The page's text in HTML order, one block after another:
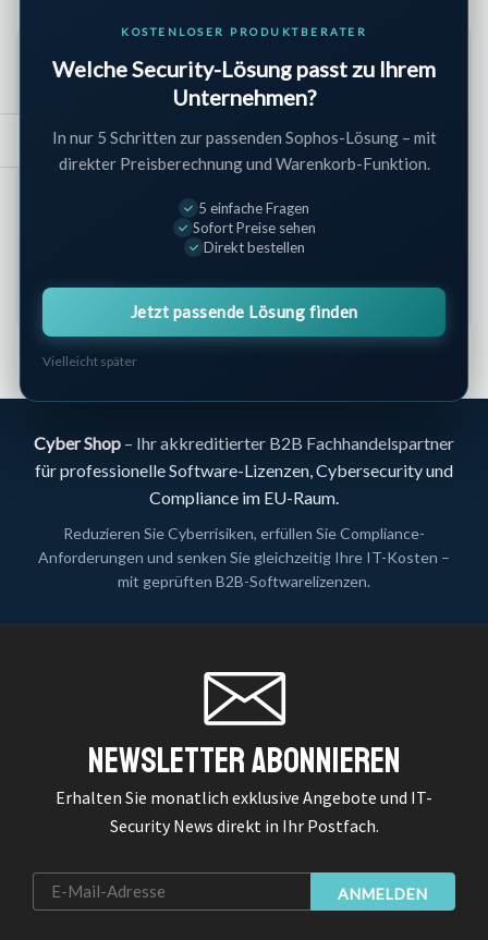
Unterkategorien
EPP (13) Mobile Security (3)
Server Protection (7) XDR (6)
Bundles
Cloud & SaaS Security
Email Security
Hersteller
Identity & Access
Managed Services
Cyber Shop – Ihr akkreditierter B2B Fachhandelspartner
für professionelle Software-Lizenzen, Cybersecurity und
Compliance im EU-Raum.
Reduzieren Sie Cyberrisiken, erfüllen Sie Compliance-
Anforderungen und senken Sie gleichzeitig Ihre IT-Kosten –
mit geprüften B2B-Softwarelizenzen.
Newsletter Abonnieren
Erhalten Sie monatlich exklusive Angebote und IT-
Security News direkt in Ihr Postfach.
ANMELDEN
KOSTENLOSER PRODUKTBERATER
Welche Security-Lösung passt zu Ihrem
Unternehmen?
In nur 5 Schritten zur passenden Sophos-Lösung – mit
direkter Preisberechnung und Warenkorb-Funktion.
5 einfache Fragen
Sofort Preise sehen
Direkt bestellen
Jetzt passende Lösung finden
Vielleicht später